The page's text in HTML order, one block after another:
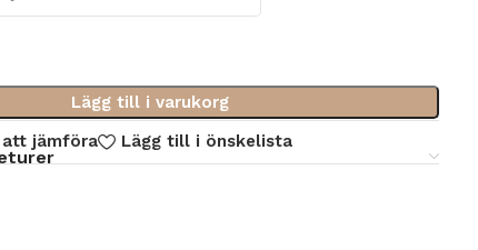
Lägg till i varukorg
jämföra
Lägg till i önskelista